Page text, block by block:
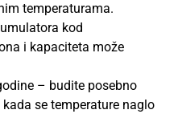
temperaturama.
kod
i kapaciteta može
– budite posebno
se temperature naglo